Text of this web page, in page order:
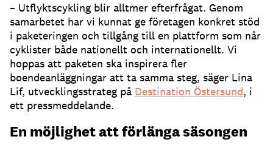
– Utflyktscykling blir alltmer efterfrågat. Genom
samarbetet har vi kunnat ge företagen konkret stöd
i paketeringen och tillgång till en plattform som når
cyklister både nationellt och internationellt. Vi
hoppas att paketen ska inspirera fler
boendeanläggningar att ta samma steg, säger Lina
Lif, utvecklingsstrateg på Destination Östersund, i
ett pressmeddelande.
En möjlighet att förlänga säsongen